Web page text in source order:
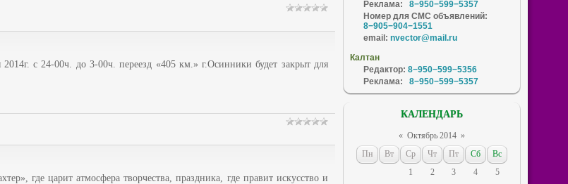
с 24-00ч. до 3-00ч. переезд «405 км.» г.Осинники будет закрыт для
где царит атмосфера творчества, праздника, где правит искусство и
Реклама:
8−950−599−5357
Номер для СМС объявлений:
8−905−904−1551
email: nvector@mail.ru
Калтан
Редактор: 8−950−599−5356
Реклама:
8−950−599−5357
КАЛЕНДАРЬ
« Октябрь 2014 »
Пн
Вт Ср Чт Пт Сб
Вс
1
2 3 4
5